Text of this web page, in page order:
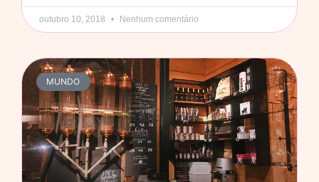
outubro 10, 2018 Nenhum comentário
MUNDO